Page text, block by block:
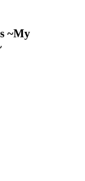
~My